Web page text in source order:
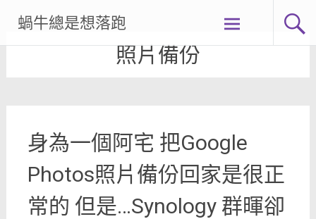
content
蝸牛總是想落跑
照片備份
身為一個阿宅 把Google
Photos照片備份回家是很正
常的 但是…Synology 群暉卻